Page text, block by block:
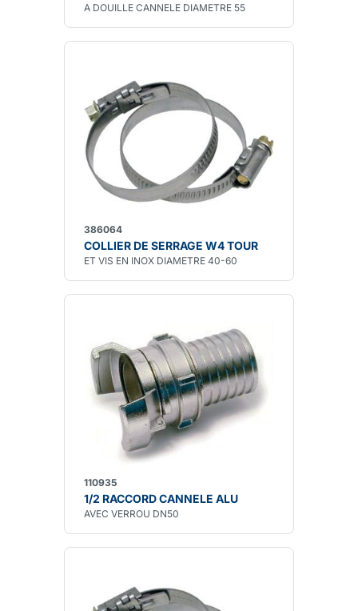
A DOUILLE CANNELE DIAMETRE 55
386064
COLLIER DE SERRAGE W4 TOUR
ET VIS EN INOX DIAMETRE 40-60
110935
1/2 RACCORD CANNELE ALU
AVEC VERROU DN50